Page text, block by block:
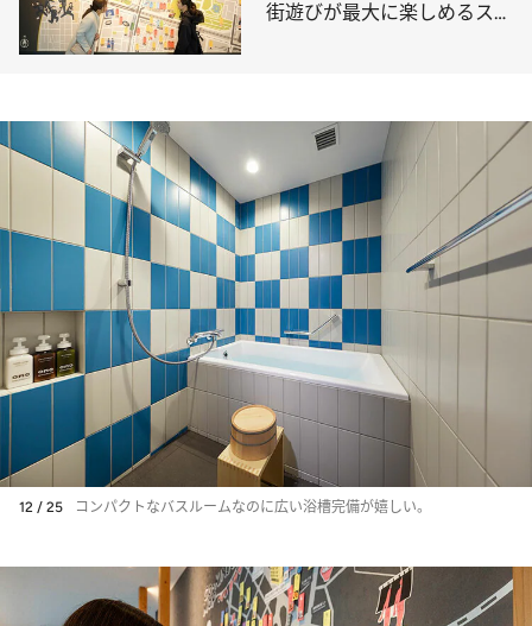
街遊びが最大に楽しめるステ
12 / 25 コンパクトなバスルームなのに広い浴槽完備が嬉しい。